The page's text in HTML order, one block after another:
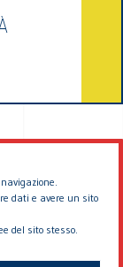
dati e avere un sito
del sito stesso.